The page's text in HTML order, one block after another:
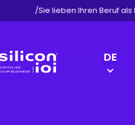
/Sie lieben Ihren Beruf
DE